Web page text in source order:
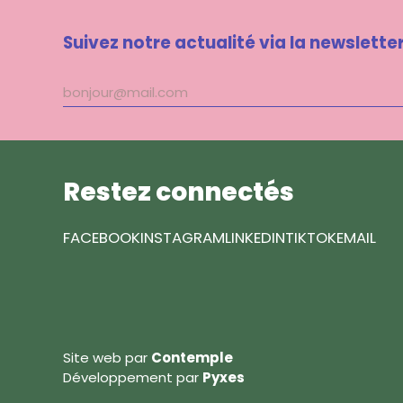
Suivez notre actualité via la
Adresse
mail
Restez connectés
FACEBOOKINSTAGRAMLINKEDINTIKTOKEMAIL
Site web par Contemple
Développement par Pyxes